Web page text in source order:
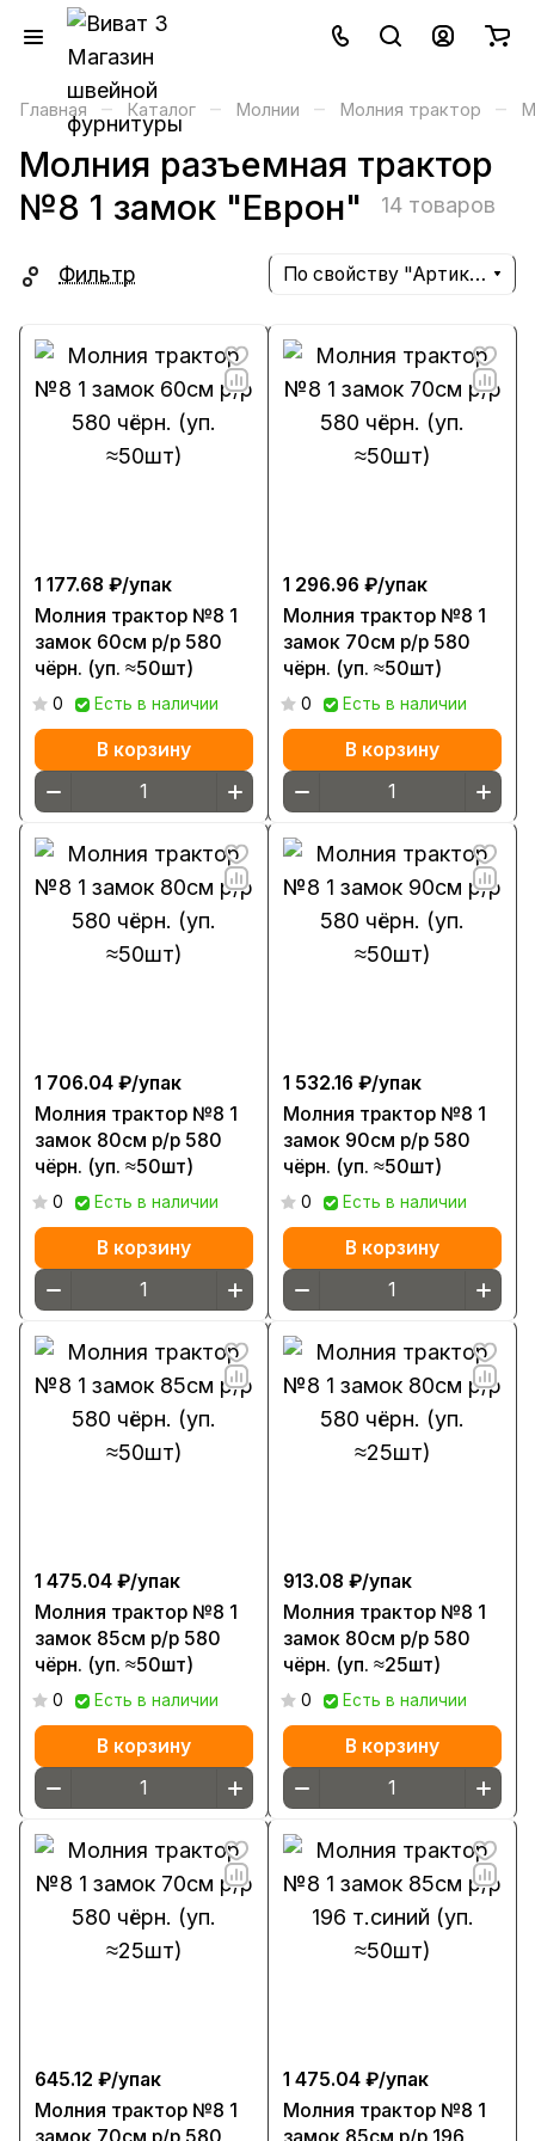
Главная – Каталог – Молнии – Молния трактор –
Молния разъемная трактор
№8 1 замок "Еврон"
14 товаров
Фильтр По свойству "Артикул" (убывание)
1 177.68 ₽/упак
Молния трактор №8 1
замок 60см р/р 580
чёрн. (уп. ≈50шт)
0 Есть в наличии
В корзину
1 296.96 ₽/упак
Молния трактор №8 1
замок 70см р/р 580
чёрн. (уп. ≈50шт)
0 Есть в наличии
В корзину
1 706.04 ₽/упак
Молния трактор №8 1
замок 80см р/р 580
чёрн. (уп. ≈50шт)
0 Есть в наличии
В корзину
1 532.16 ₽/упак
Молния трактор №8 1
замок 90см р/р 580
чёрн. (уп. ≈50шт)
0 Есть в наличии
В корзину
1 475.04 ₽/упак
Молния трактор №8 1
замок 85см р/р 580
чёрн. (уп. ≈50шт)
0 Есть в наличии
В корзину
913.08 ₽/упак
Молния трактор №8 1
замок 80см р/р 580
чёрн. (уп. ≈25шт)
0 Есть в наличии
В корзину
645.12 ₽/упак
Молния трактор №8 1
1 475.04 ₽/упак
Молния трактор №8 1